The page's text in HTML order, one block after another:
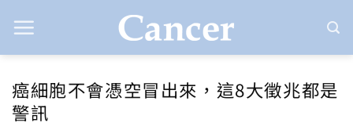
to
癌細胞不會憑空冒出來，這8大徵兆都是
警訊